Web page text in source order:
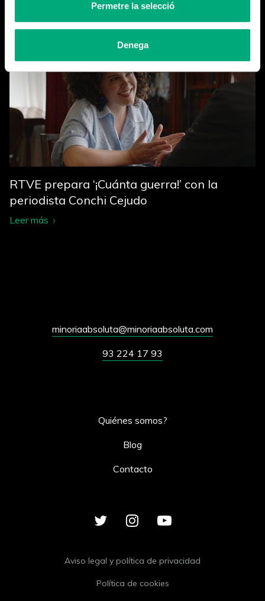
Permetre la selecció
Denega
RTVE prepara ‘¡Cuánta guerra!’ con la
periodista Conchi Cejudo
Leer más
minoriaabsoluta@minoriaabsoluta.com
93 224 17 93
Quiénes somos?
Blog
Contacto
Aviso legal y política de privacidad
Política de cookies